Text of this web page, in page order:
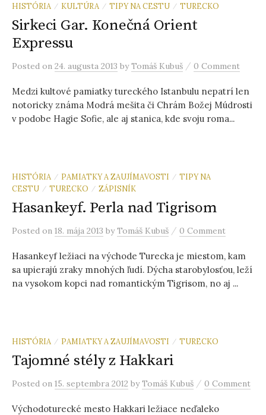
HISTÓRIA / KULTÚRA / TIPY NA CESTU / TURECKO
Sirkeci Gar. Konečná Orient
Expressu
Posted on 24. augusta 2013 byTomáš Kubuš / 0 Comment
Medzi kultové pamiatky tureckého Istanbulu nepatrí len
notoricky známa Modrá mešita či Chrám Božej Múdrosti
v podobe Hagie Sofie, ale aj stanica, kde svoju roma...
HISTÓRIA / PAMIATKY A ZAUJÍMAVOSTI / TIPY NA
CESTU / TURECKO / ZÁPISNÍK
Hasankeyf. Perla nad Tigrisom
Posted on 18. mája 2013 byTomáš Kubuš / 0 Comment
Hasankeyf ležiaci na východe Turecka je miestom, kam
sa upierajú zraky mnohých ľudí. Dýcha starobylosťou, leží
na vysokom kopci nad romantickým Tigrisom, no aj ...
HISTÓRIA / PAMIATKY A ZAUJÍMAVOSTI / TURECKO
Tajomné stély z Hakkari
Posted on 15. septembra 2012 byTomáš Kubuš / 0 Comment
Východoturecké mesto Hakkari ležiace neďaleko